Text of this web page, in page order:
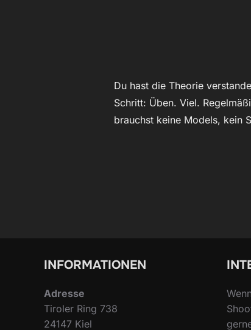
Du hast die Theorie
Schritt: Üben. Viel.
brauchst keine Models, kein
INFORMATIONEN
Adresse
Tiroler Ring 738
24147 Kiel